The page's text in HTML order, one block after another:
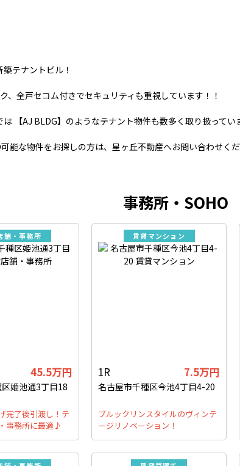
テナントビル！
、全戸セコム付きでセキュリティも重視しています！！
【AJ BLDG】のようなテナント物件も数多く取り扱ってい
能な物件をお探しの方は、星ヶ丘不動産へお問い合わせくだ
事務所・SOHO
舗・事務所
45.5万円
姫池通3丁目18
完了後引渡し！テ
事務所に最適♪
賃貸マンション
1R 7.5万円
名古屋市千種区今池4丁目4-20
ブルックリンスタイルのヴィンテ
ージリノベーション！